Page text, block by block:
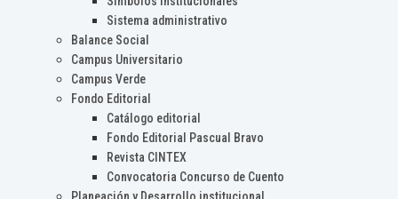
Sistema administrativo
Balance Social
Campus Universitario
Campus Verde
Fondo Editorial
Catálogo editorial
Fondo Editorial Pascual Bravo
Revista CINTEX
Convocatoria Concurso de Cuento